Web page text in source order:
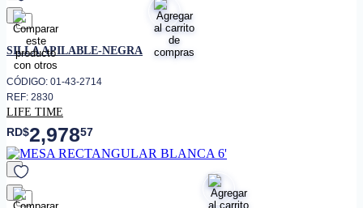
favorito
SILLA APILABLE-NEGRA
CÓDIGO: 01-43-2714
REF: 2830
LIFE TIME
RD$2,97857